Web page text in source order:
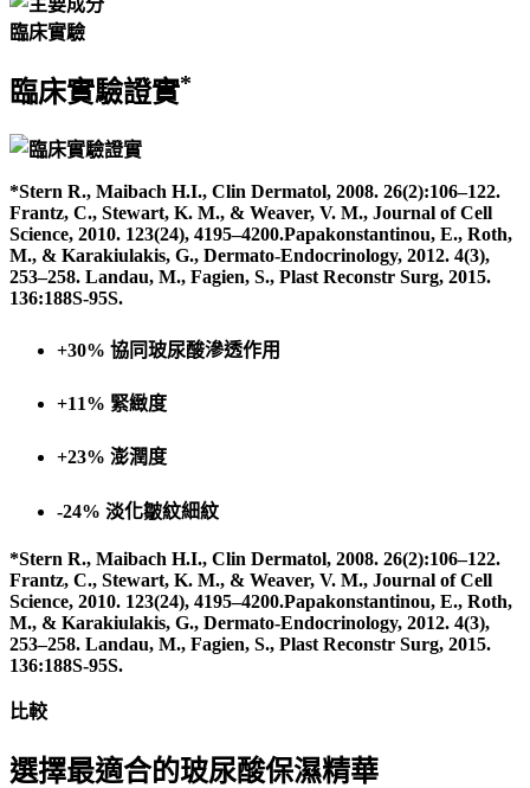
臨床實驗
臨床實驗證實*
*Stern R., Maibach H.I., Clin Dermatol, 2008. 26(2):106–122.
Frantz, C., Stewart, K. M., & Weaver, V. M., Journal of Cell
Science, 2010. 123(24), 4195–4200.Papakonstantinou, E., Roth,
M., & Karakiulakis, G., Dermato-Endocrinology, 2012. 4(3),
253–258. Landau, M., Fagien, S., Plast Reconstr Surg, 2015.
136:188S-95S.
+30% 協同玻尿酸滲透作用
+11% 緊緻度
+23% 澎潤度
-24% 淡化皺紋細紋
*Stern R., Maibach H.I., Clin Dermatol, 2008. 26(2):106–122.
Frantz, C., Stewart, K. M., & Weaver, V. M., Journal of Cell
Science, 2010. 123(24), 4195–4200.Papakonstantinou, E., Roth,
M., & Karakiulakis, G., Dermato-Endocrinology, 2012. 4(3),
253–258. Landau, M., Fagien, S., Plast Reconstr Surg, 2015.
136:188S-95S.
比較
選擇最適合的玻尿酸保濕精華